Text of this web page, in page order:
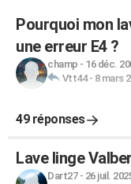
Pourquoi mon
une erreur E4 ?
champ - 16 déc.
Vtt44- 8 mars
49 réponses
Lave linge
Dart27- 26 juil.